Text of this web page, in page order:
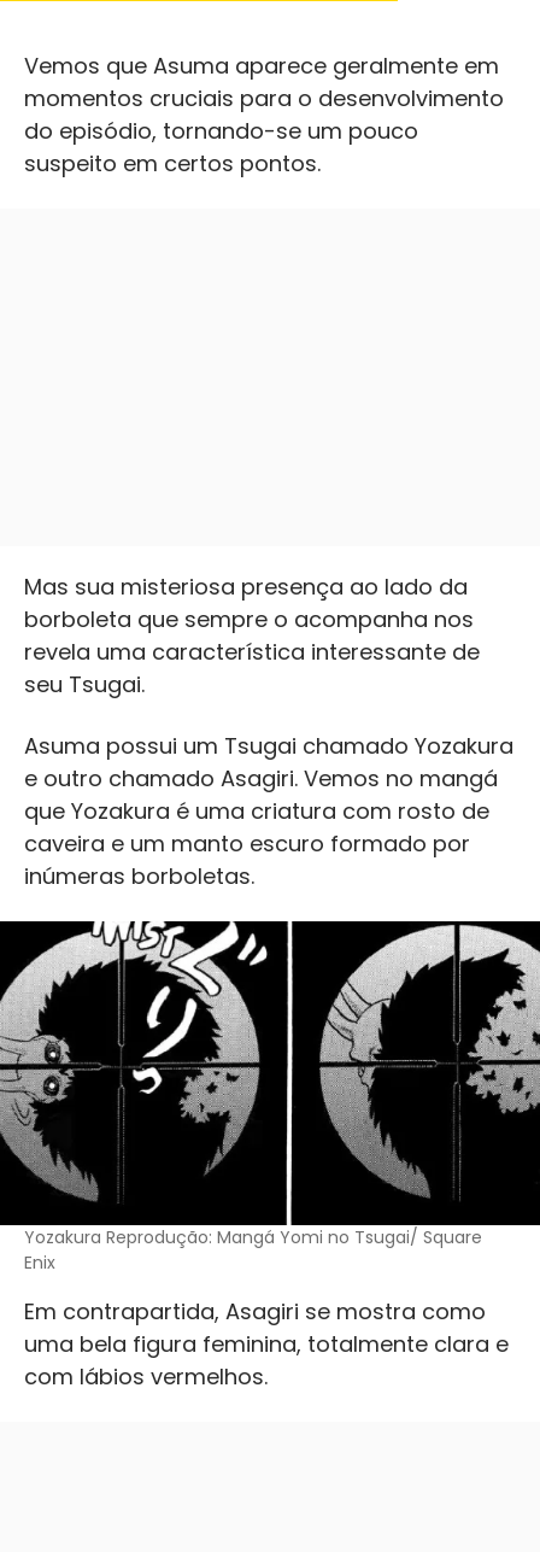
Vemos que Asuma aparece geralmente em
momentos cruciais para o desenvolvimento
do episódio, tornando-se um pouco
suspeito em certos pontos.
Mas sua misteriosa presença ao lado da
borboleta que sempre o acompanha nos
revela uma característica interessante de
seu Tsugai.
Asuma possui um Tsugai chamado Yozakura
e outro chamado Asagiri. Vemos no mangá
que Yozakura é uma criatura com rosto de
caveira e um manto escuro formado por
inúmeras borboletas.
Yozakura Reprodução: Mangá Yomi no Tsugai/ Square
Enix
Em contrapartida, Asagiri se mostra como
uma bela figura feminina, totalmente clara e
com lábios vermelhos.